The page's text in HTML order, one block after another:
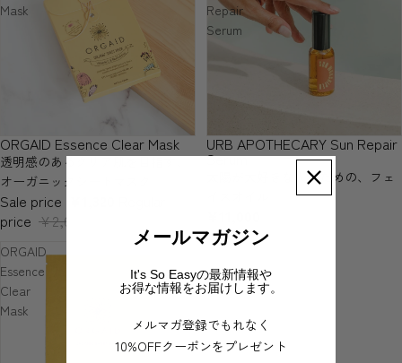
Mask
SOLD OUT
ORGAID Essence Clear Mask
透明感のあるクリア肌を目指す、
オーガニックシートマスク
Sale price
price ¥2,640
Repair
Serum
URB APOTHECARY Sun Repair
Serum
太陽が大好きな人のための、フェ
ORGAID
Essence
Clear
Mask
メールマガジン
It's So Easyの最新情報や
お得な情報をお届けします。
メルマガ登録でもれなく
10%OFFクーポンをプレゼント